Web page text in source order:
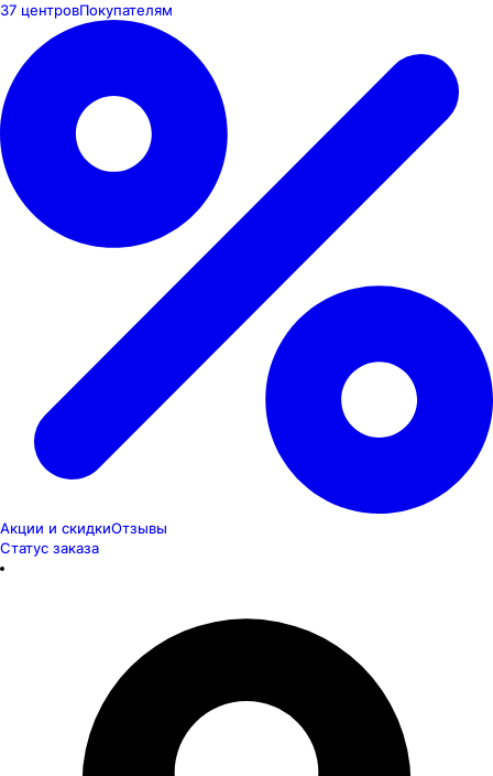
37 центровПокупателям
Акции и скидкиОтзывы
Статус заказа